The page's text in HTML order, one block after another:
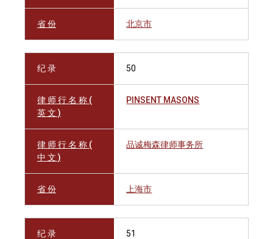
省 份 北京市
纪 录 50
律 师 行 名 称 (
英 文 )
PINSENT MASONS
律 师 行 名 称 (
中 文 )
品诚梅森律师事务所
省 份 上海市
纪 录 51